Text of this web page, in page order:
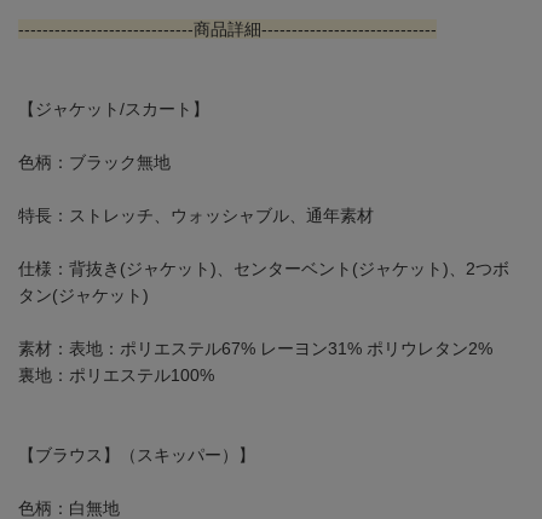
-----------------------------商品詳細-----------------------------
【ジャケット/スカート】
色柄：ブラック無地
特長：ストレッチ、ウォッシャブル、通年素材
仕様：背抜き(ジャケット)、センターベント(ジャケット)、2つボ
タン(ジャケット)
素材：表地：ポリエステル67% レーヨン31% ポリウレタン2%
裏地：ポリエステル100%
【ブラウス】（スキッパー）】
色柄：白無地